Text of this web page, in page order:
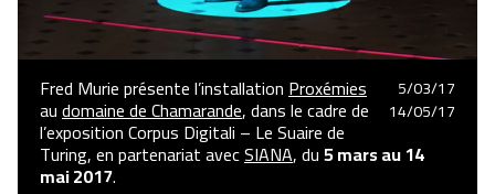
5/03/17
14/05/17
Fred Murie présente l’installationProxémies
audomaine de Chamarande, dans le cadre de
l’exposition Corpus Digitali – Le Suaire de
Turing, en partenariat avecSIANA, du5 mars au 14
mai 2017.